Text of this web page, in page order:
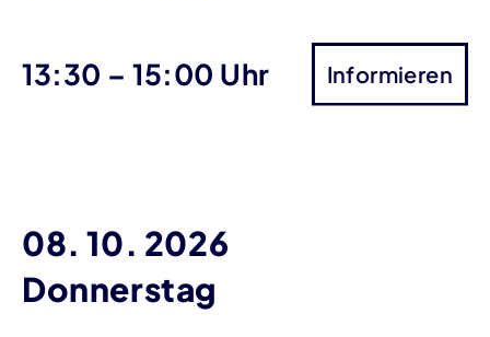
13:30 – bis
15:00 Uhr Informieren
08. 10. 2026
Donnerstag